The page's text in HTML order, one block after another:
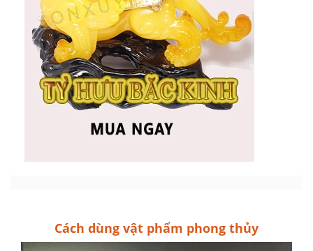
Cách dùng vật phẩm phong thủy